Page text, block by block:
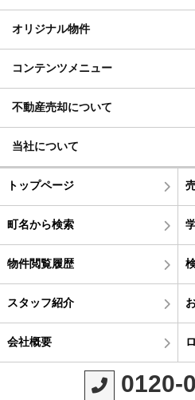
オリジナル物件
コンテンツメニュー
不動産売却について
当社について
トップページ
町名から検索
物件閲覧履歴
スタッフ紹介
会社概要
0120-